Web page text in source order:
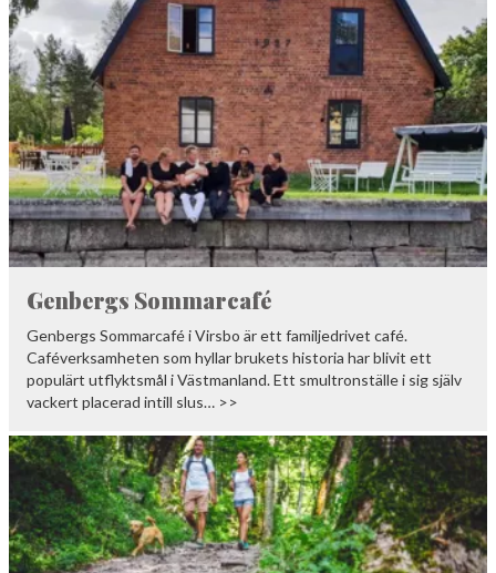
Genbergs Sommarcafé
Genbergs Sommarcafé i Virsbo är ett familjedrivet café.
Caféverksamheten som hyllar brukets historia har blivit ett
populärt utflyktsmål i Västmanland. Ett smultronställe i sig själv
vackert placerad intill slus… >>